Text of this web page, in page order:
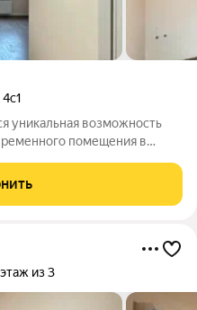
4с1
уникальная возможность
помещения в
успешный бизнес.
из 3